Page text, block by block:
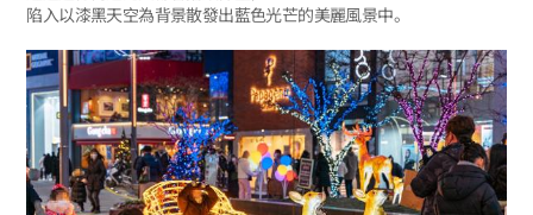
陷入以漆黑天空為背景散發出藍色光芒的美麗風景中。